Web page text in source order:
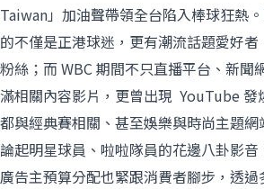
Taiwan」加油聲帶領全台陷入棒球狂熱
的不僅是正港球迷，更有潮流話題愛好
粉絲；而 WBC 期間不只直播平台、新聞
滿相關內容影片，更曾出現 YouTube 發
都與經典賽相關、甚至娛樂與時尚主題網
論起明星球員、啦啦隊員的花邊八卦影音
廣告主預算分配也緊跟消費者腳步，透